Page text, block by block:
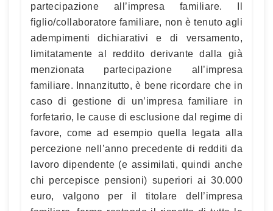
partecipazione all’impresa familiare. Il
figlio/collaboratore familiare, non è tenuto agli
adempimenti dichiarativi e di versamento,
limitatamente al reddito derivante dalla già
menzionata partecipazione all’impresa
familiare. Innanzitutto, è bene ricordare che in
caso di gestione di un’impresa familiare in
forfetario, le cause di esclusione dal regime di
favore, come ad esempio quella legata alla
percezione nell’anno precedente di redditi da
lavoro dipendente (e assimilati, quindi anche
chi percepisce pensioni) superiori ai 30.000
euro, valgono per il titolare dell’impresa